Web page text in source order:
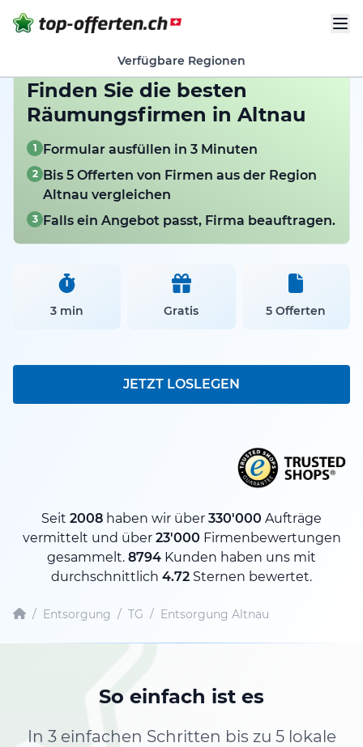
Verfügbare Regionen
Finden Sie die besten
Räumungsfirmen in Altnau
1 Formular ausfüllen in 3 Minuten
2 Bis 5 Offerten von Firmen aus der Region
Altnau vergleichen
3 Falls ein Angebot passt, Firma beauftragen.
3 min Gratis 5 Offerten
JETZT LOSLEGEN
Seit 2008 haben wir über 330'000 Aufträge
vermittelt und über 23'000 Firmenbewertungen
gesammelt. 8794 Kunden haben uns mit
durchschnittlich 4.72 Sternen bewertet.
/ Entsorgung / TG / Entsorgung Altnau
So einfach ist es
In 3 einfachen Schritten bis zu 5 lokale